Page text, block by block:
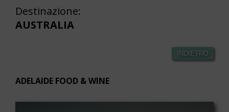
Destinazione:
AUSTRALIA
INDIETRO
ADELAIDE FOOD & WINE